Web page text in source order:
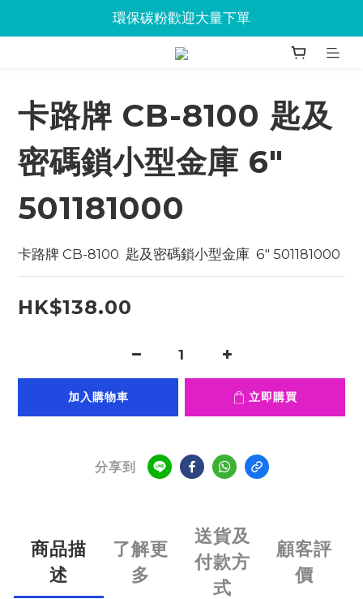
Jabra會議設備企業優惠已抵達Union
環保碳粉歡迎大量下單
Jabra會議設備企業優惠已抵達Union
卡路牌 CB-8100 匙及
密碼鎖小型金庫 6"
501181000
卡路牌 CB-8100  匙及密碼鎖小型金庫  6" 501181000
HK$138.00
加入購物車 立即購買
分享到
商品描
述
了解更
多
送貨及
付款方
式
顧客評
價